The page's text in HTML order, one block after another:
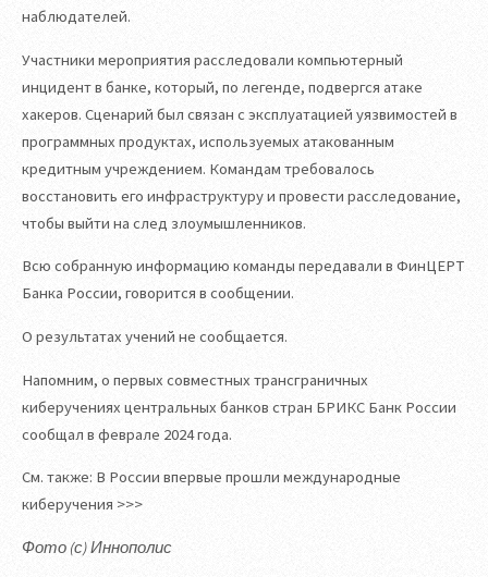
наблюдателей.
Участники мероприятия расследовали компьютерный
инцидент в банке, который, по легенде, подвергся атаке
хакеров. Сценарий был связан с эксплуатацией уязвимостей в
программных продуктах, используемых атакованным
кредитным учреждением. Командам требовалось
восстановить его инфраструктуру и провести расследование,
чтобы выйти на след злоумышленников.
Всю собранную информацию команды передавали в ФинЦЕРТ
Банка России, говорится в сообщении.
О результатах учений не сообщается.
Напомним, о первых совместных трансграничных
киберучениях центральных банков стран БРИКС Банк России
сообщал в феврале 2024 года.
См. также: В России впервые прошли международные
киберучения >>>
Фото (с) Иннополис